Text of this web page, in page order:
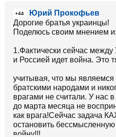
+44
Юрий Прокофьев
Дорогие братья украинцы!
Поделюсь своим мнением
1.Фактически сейчас между
и Россией идет война. Это
учитывая, что мы являемся
братскими народами и
врагами не считали. У нас
до марта месяца не
как врага!Сейчас задача
остановить
войну!!!